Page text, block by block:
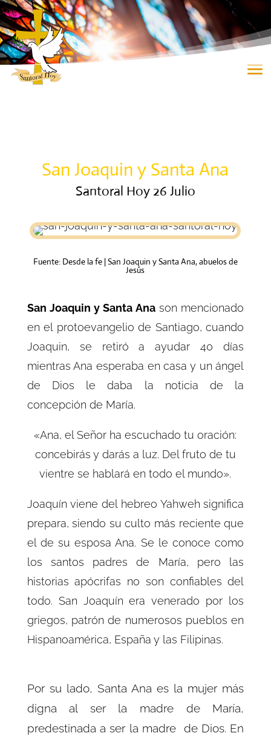
San Joaquin y Santa Ana
Santoral Hoy 26 Julio
Fuente: Desde la fe | San Joaquin y Santa Ana, abuelos de
Jesús
San Joaquin y Santa Anason mencionado
en el protoevangelio de Santiago, cuando
Joaquin, se retiró a ayudar 40 días
mientras Ana esperaba en casa y un ángel
de Dios le daba la noticia de la
concepción de María.
«Ana, el Señor ha escuchado tu oración:
concebirás y darás a luz. Del fruto de tu
vientre se hablará en todo el mundo».
Joaquín viene del hebreo Yahweh significa
prepara, siendo su culto más reciente que
el de su esposa Ana. Se le conoce como
los santos padres de María, pero las
historias apócrifas no son confiables del
todo. San Joaquín era venerado por los
griegos, patrón de numerosos pueblos en
Hispanoamérica, España y las Filipinas.
Por su lado, Santa Ana es la mujer más
digna al ser la madre de María,
predestinada a ser la madre de Dios. En